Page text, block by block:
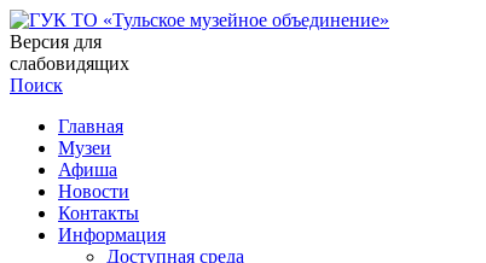
Версия для
слабовидящих
Поиск
Главная
Музеи
Афиша
Новости
Контакты
Информация
Доступная среда